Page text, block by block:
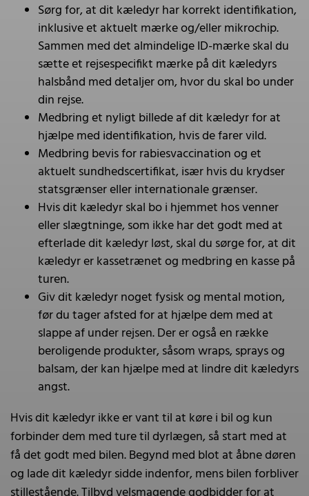
Sørg for, at dit kæledyr har korrekt identifikation,
inklusive et aktuelt mærke og/eller mikrochip.
Sammen med det almindelige ID-mærke skal du
sætte et rejsespecifikt mærke på dit kæledyrs
halsbånd med detaljer om, hvor du skal bo under
din rejse.
Medbring et nyligt billede af dit kæledyr for at
hjælpe med identifikation, hvis de farer vild.
Medbring bevis for rabiesvaccination og et
aktuelt sundhedscertifikat, især hvis du krydser
statsgrænser eller internationale grænser.
Hvis dit kæledyr skal bo i hjemmet hos venner
eller slægtninge, som ikke har det godt med at
efterlade dit kæledyr løst, skal du sørge for, at dit
kæledyr er kassetrænet og medbring en kasse på
turen.
Giv dit kæledyr noget fysisk og mental motion,
før du tager afsted for at hjælpe dem med at
slappe af under rejsen. Der er også en række
beroligende produkter, såsom wraps, sprays og
balsam, der kan hjælpe med at lindre dit kæledyrs
angst.
Hvis dit kæledyr ikke er vant til at køre i bil og kun
forbinder dem med ture til dyrlægen, så start med at
få det godt med bilen. Begynd med blot at åbne døren
og lade dit kæledyr sidde indenfor, mens bilen forbliver